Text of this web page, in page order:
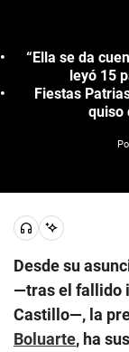
“Ella se da
leyó 15
Fiestas
quiso
Desde su
—tras el fallido
Castillo—, la
Boluarte, ha